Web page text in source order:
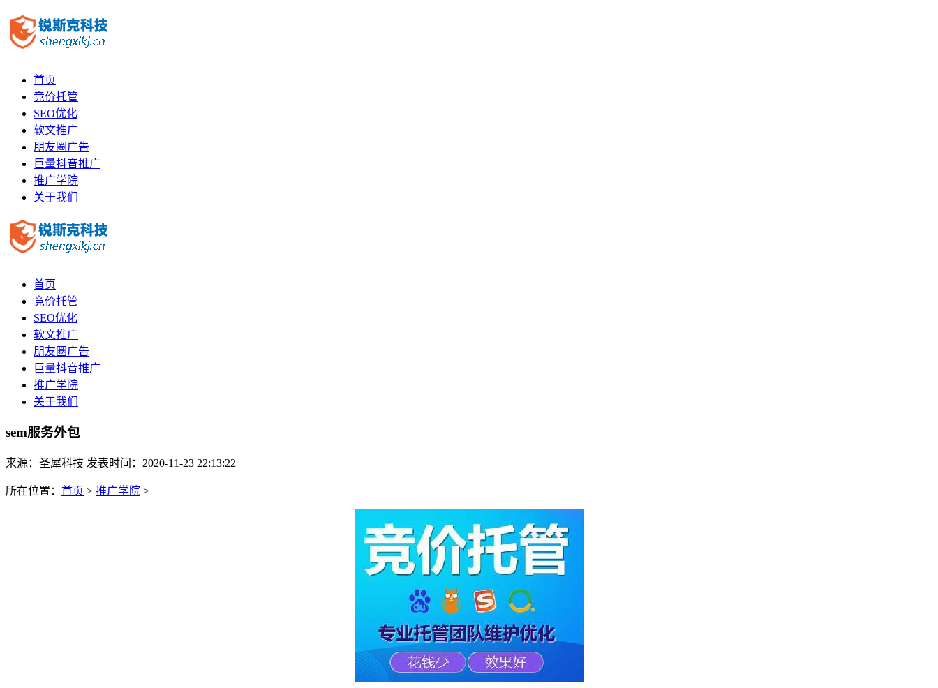
首页
竞价托管
SEO优化
软文推广
朋友圈广告
巨量抖音推广
推广学院
关于我们
首页
竞价托管
SEO优化
软文推广
朋友圈广告
巨量抖音推广
推广学院
关于我们
sem服务外包
来源：圣犀科技 发表时间：2020-11-23 22:13:22
所在位置： 首页 > 推广学院 >